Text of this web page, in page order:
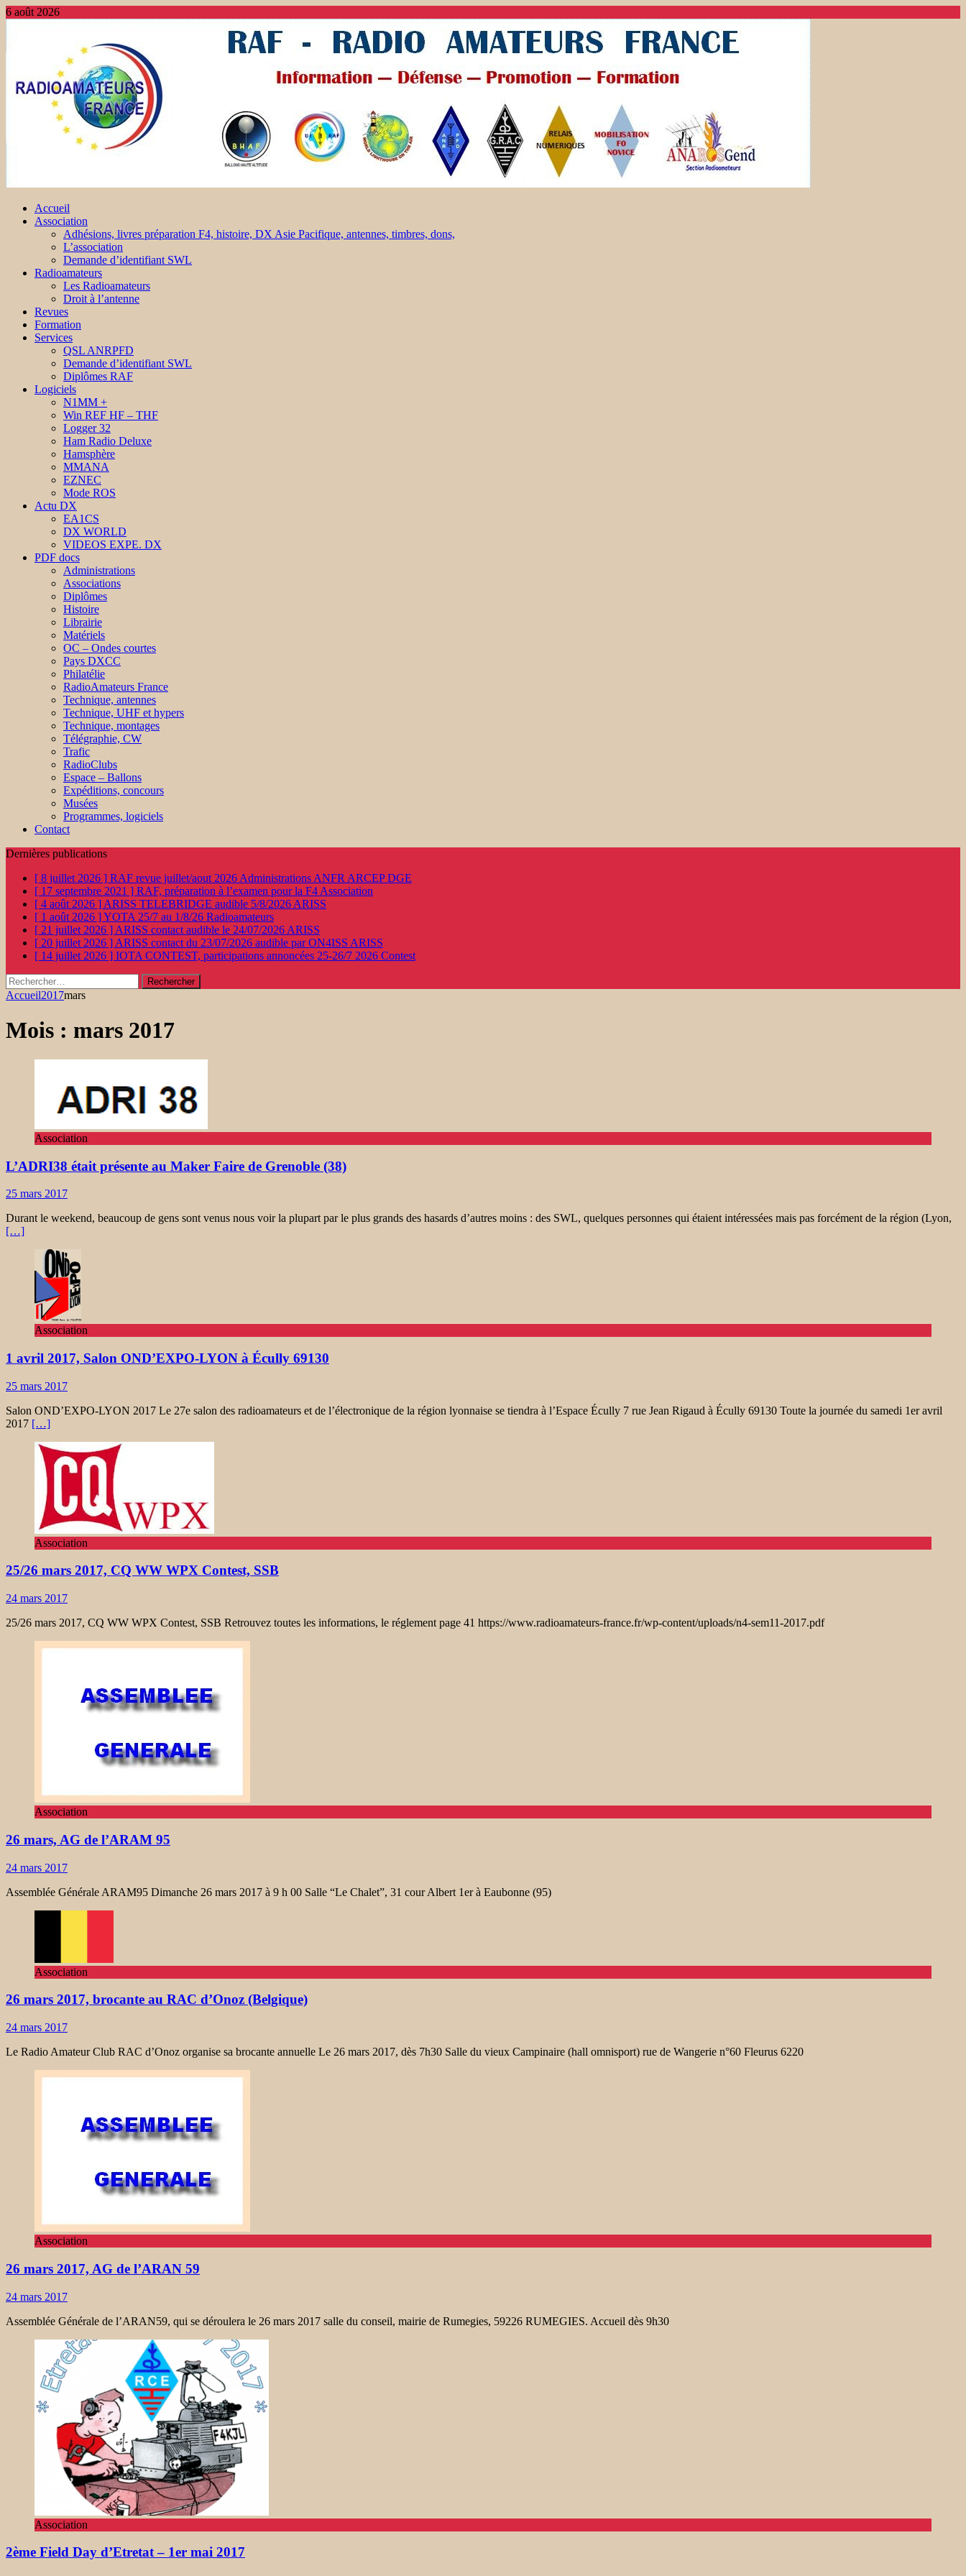
6 août 2026
Accueil
Association
Adhésions, livres préparation F4, histoire, DX Asie Pacifique, antennes, timbres, dons,
L’association
Demande d’identifiant SWL
Radioamateurs
Les Radioamateurs
Droit à l’antenne
Revues
Formation
Services
QSL ANRPFD
Demande d’identifiant SWL
Diplômes RAF
Logiciels
N1MM +
Win REF HF – THF
Logger 32
Ham Radio Deluxe
Hamsphère
MMANA
EZNEC
Mode ROS
Actu DX
EA1CS
DX WORLD
VIDEOS EXPE. DX
PDF docs
Administrations
Associations
Diplômes
Histoire
Librairie
Matériels
OC – Ondes courtes
Pays DXCC
Philatélie
RadioAmateurs France
Technique, antennes
Technique, UHF et hypers
Technique, montages
Télégraphie, CW
Trafic
RadioClubs
Espace – Ballons
Expéditions, concours
Musées
Programmes, logiciels
Contact
Dernières publications
[ 8 juillet 2026 ] RAF revue juillet/aout 2026 Administrations ANFR ARCEP DGE
[ 17 septembre 2021 ] RAF, préparation à l’examen pour la F4 Association
[ 4 août 2026 ] ARISS TELEBRIDGE audible 5/8/2026 ARISS
[ 1 août 2026 ]YOTA 25/7 au 1/8/26 Radioamateurs
[ 21 juillet 2026 ] ARISS contact audible le 24/07/2026 ARISS
[ 20 juillet 2026 ] ARISS contact du 23/07/2026 audible par ON4ISS ARISS
[ 14 juillet 2026 ] IOTA CONTEST, participations annoncées 25-26/7 2026 Contest
Rechercher :
Accueil2017mars
Mois : mars 2017
Association
L’ADRI38 était présente au Maker Faire de Grenoble (38)
25 mars 2017
Durant le weekend, beaucoup de gens sont venus nous voir la plupart par le plus grands des hasards d’autres moins : des SWL, quelques personnes qui étaient intéressées mais pas forcément de la région (Lyon,
[…]
Association
1 avril 2017, Salon OND’EXPO-LYON à Écully 69130
25 mars 2017
Salon OND’EXPO-LYON 2017 Le 27e salon des radioamateurs et de l’électronique de la région lyonnaise se tiendra à l’Espace Écully 7 rue Jean Rigaud à Écully 69130 Toute la journée du samedi 1er avril
2017 […]
Association
25/26 mars 2017, CQ WW WPX Contest, SSB
24 mars 2017
25/26 mars 2017, CQ WW WPX Contest, SSB Retrouvez toutes les informations, le réglement page 41 https://www.radioamateurs-france.fr/wp-content/uploads/n4-sem11-2017.pdf
Association
26 mars, AG de l’ARAM 95
24 mars 2017
Assemblée Générale ARAM95 Dimanche 26 mars 2017 à 9 h 00 Salle “Le Chalet”, 31 cour Albert 1er à Eaubonne (95)
Association
26 mars 2017, brocante au RAC d’Onoz (Belgique)
24 mars 2017
Le Radio Amateur Club RAC d’Onoz organise sa brocante annuelle Le 26 mars 2017, dès 7h30 Salle du vieux Campinaire (hall omnisport) rue de Wangerie n°60 Fleurus 6220
Association
26 mars 2017, AG de l’ARAN 59
24 mars 2017
Assemblée Générale de l’ARAN59, qui se déroulera le 26 mars 2017 salle du conseil, mairie de Rumegies, 59226 RUMEGIES. Accueil dès 9h30
Association
2ème Field Day d’Etretat – 1er mai 2017